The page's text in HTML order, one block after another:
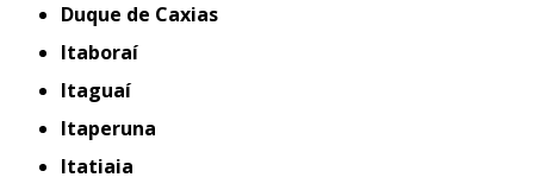
Duque de Caxias
Itaboraí
Itaguaí
Itaperuna
Itatiaia